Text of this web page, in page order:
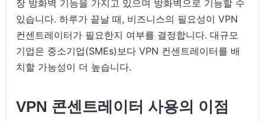
장 방화벽 기능을 가지고 있으며 방화벽으로 기능할 수
있습니다. 하루가 끝날 때, 비즈니스의 필요성이 VPN
컨센트레이터가 필요한지 여부를 결정합니다. 대규모
기업은 중소기업(SMEs)보다 VPN 컨센트레이터를 배
치할 가능성이 더 높습니다.
VPN 콘센트레이터 사용의 이점